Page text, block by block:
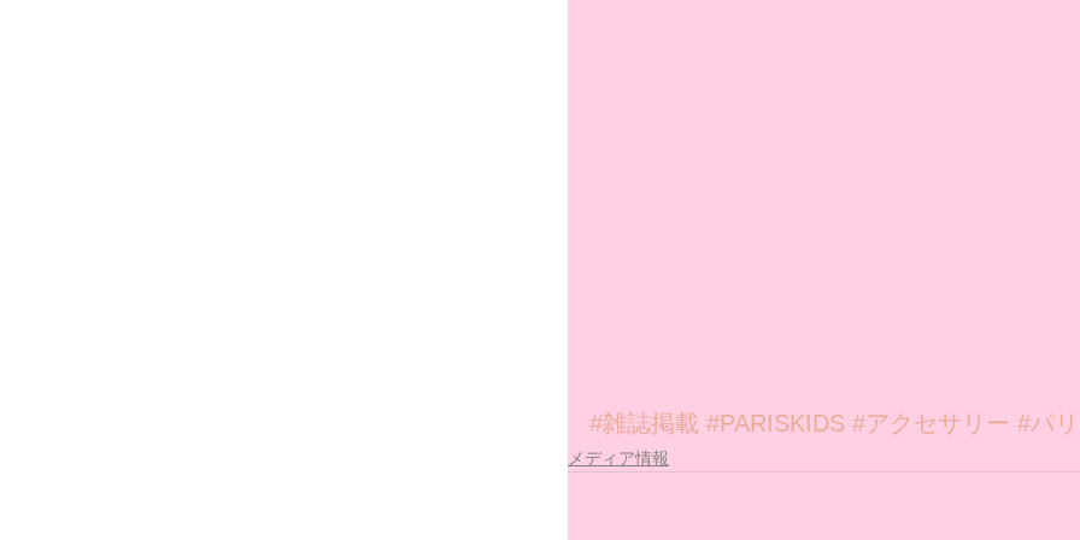
#雑誌掲載 #PARISKIDS #アクセサリー #パ
メディア情報